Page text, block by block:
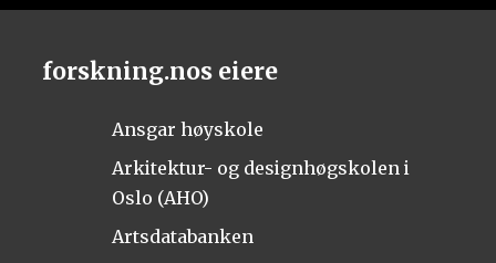
forskning.nos eiere
Ansgar høyskole
Arkitektur- og designhøgskolen i
Oslo (AHO)
Artsdatabanken